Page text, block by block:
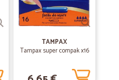
TAMPAX
Tampax super compak x16